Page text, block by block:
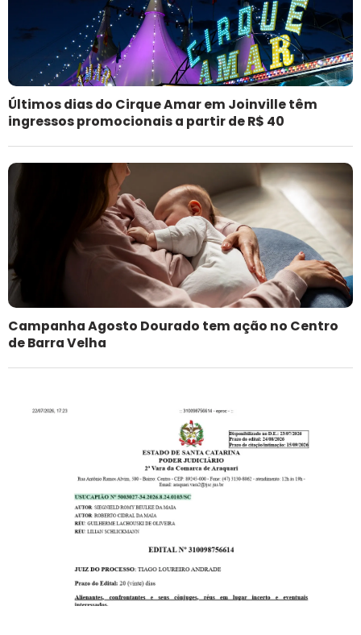
Últimos dias do Cirque Amar em Joinville têm
ingressos promocionais a partir de R$ 40
Campanha Agosto Dourado tem ação no Centro
de Barra Velha